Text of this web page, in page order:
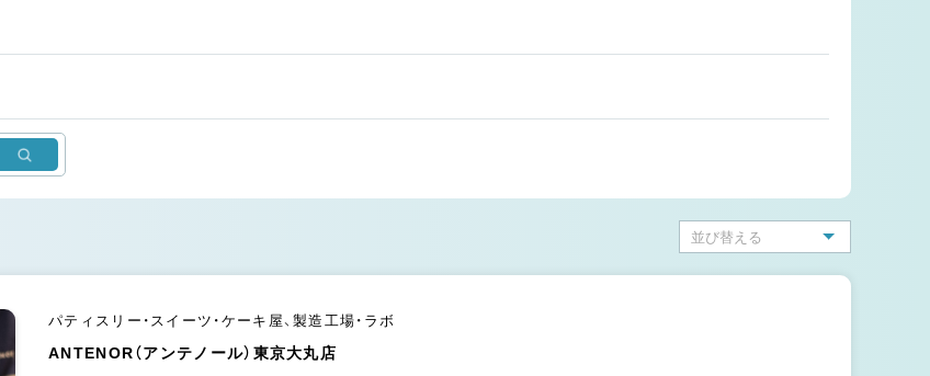
パティスリー・スイーツ・ケーキ屋、製造工場・ラボ
ANTENOR（アンテノール）東京大丸店